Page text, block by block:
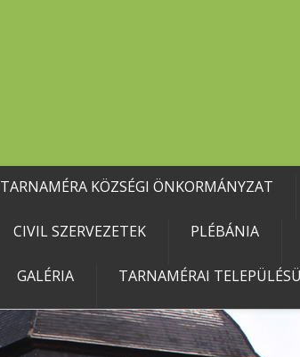
TARNAMÉRA KÖZSÉGI ÖNKORMÁNYZAT
CIVIL SZERVEZETEK PLÉBÁNIA
GALÉRIA TARNAMÉRAI